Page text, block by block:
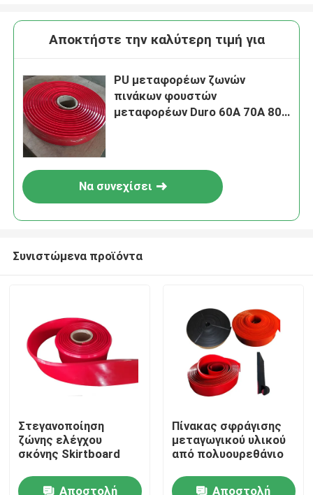
Προϊόντα
Βίντεο
Αποκτήστε την καλύτερη τιμή για
PU μεταφορέων ζωνών
πινάκων φουστών
μεταφορέων Duro 60A 70A 80A
Να συνεχίσει
Συνιστώμενα προϊόντα
Στεγανοποίηση
ζώνης ελέγχου
σκόνης Skirtboard
Αποστολή
Πίνακας σφράγισης
μεταγωγικού υλικού
από πολυουρεθάνιο
Αποστολή